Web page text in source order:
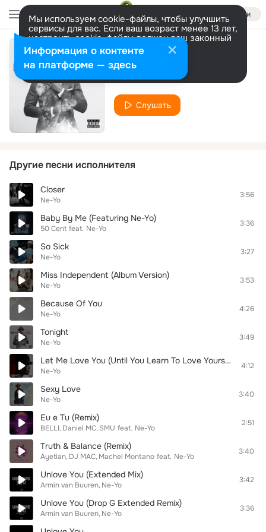
Войти
Мы используем cookie-файлы, чтобы улучшить
сервисы для вас. Если ваш возраст менее 13 лет,
настроить cookie-файлы должен ваш законный
представитель. Больше информации
Разрешить все Настроить
Stupid In Love
Ne-Yo
Слушать
Другие песни исполнителя
Closer
Ne-Yo
3:56
Baby By Me (Featuring Ne-Yo)
50 Cent feat. Ne-Yo
3:36
So Sick
Ne-Yo
3:27
Miss Independent (Album Version)
Ne-Yo
3:53
Because Of You
Ne-Yo
4:26
Tonight
Ne-Yo
3:49
Let Me Love You (Until You Learn To Love Yourself)
Ne-Yo
4:12
Sexy Love
Ne-Yo
3:40
Eu e Tu (Remix)
BELLI Daniel MC SMU feat. Ne-Yo
2:51
Truth & Balance (Remix)
Ayetian DJ MAC Machel Montano feat. Ne-Yo
3:40
Unlove You (Extended Mix)
Armin van Buuren Ne-Yo
3:42
Unlove You (Drop G Extended Remix)
Armin van Buuren Ne-Yo
3:36
Информация о контенте
на платформе — здесь